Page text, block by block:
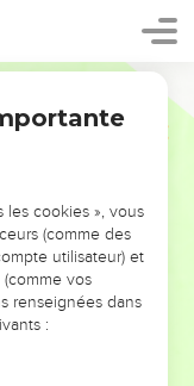
!
ÉVITER LES
doutes, les erreurs
les cookies », vous
(comme des
utilisateur) et
vos
renseignées dans
: